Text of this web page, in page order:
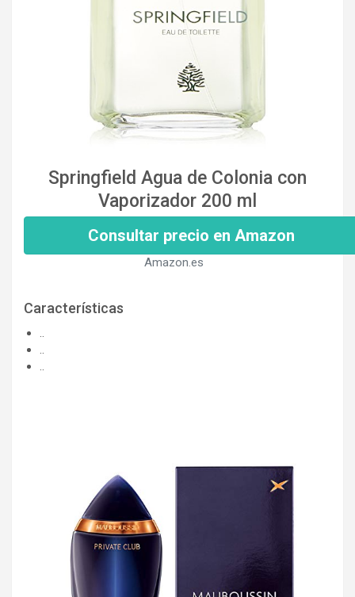
Springfield Agua de Colonia con
Vaporizador 200 ml
Consultar precio en Amazon
Amazon.es
Características
..
..
..